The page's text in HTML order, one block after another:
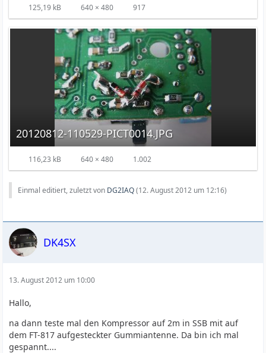
125,19 kB 640 × 480 917
20120812-110529-PICT0014.JPG
116,23 kB 640 × 480 1.002
Einmal editiert, zuletzt von DG2IAQ(12. August 2012 um 12:16)
DK4SX
13. August 2012 um 10:00
Hallo,
na dann teste mal den Kompressor auf 2m in SSB mit auf
dem FT-817 aufgesteckter Gummiantenne. Da bin ich mal
gespannt....